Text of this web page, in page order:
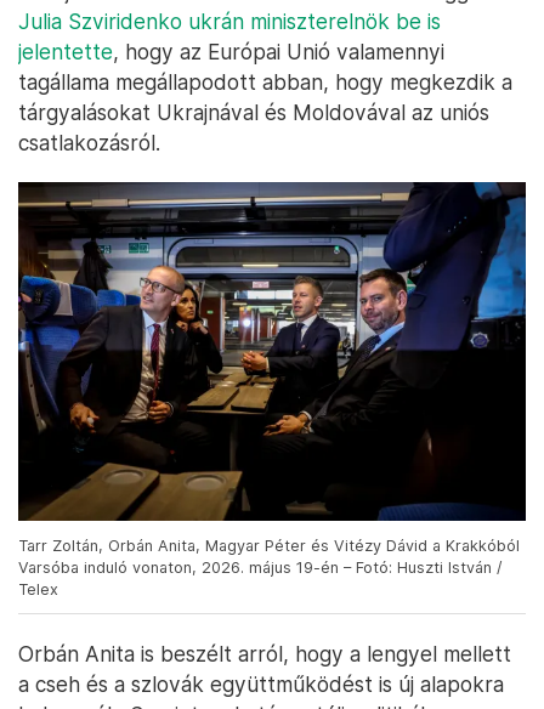
Julia Szviridenko ukrán miniszterelnök be is
jelentette, hogy az Európai Unió valamennyi
tagállama megállapodott abban, hogy megkezdik a
tárgyalásokat Ukrajnával és Moldovával az uniós
csatlakozásról.
Tarr Zoltán, Orbán Anita, Magyar Péter és Vitézy Dávid a Krakkóból
Varsóba induló vonaton, 2026. május 19-én – Fotó: Huszti István /
Telex
Orbán Anita is beszélt arról, hogy a lengyel mellett
a cseh és a szlovák együttműködést is új alapokra